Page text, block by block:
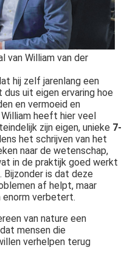
van William van der
hij zelf jarenlang een
uit eigen ervaring hoe
en vermoeid en
heeft hier veel
zijn eigen, unieke 7-
het schrijven van het
naar de wetenschap,
in de praktijk goed werkt
Bijzonder is dat deze
af helpt, maar
verbetert.
van nature een
mensen die
verhelpen terug